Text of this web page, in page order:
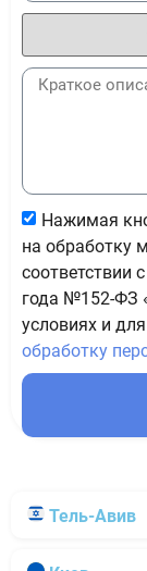
Нажимая
на обработку
соответствии
года №152-ФЗ
условиях и
обработку
Тель-Авив